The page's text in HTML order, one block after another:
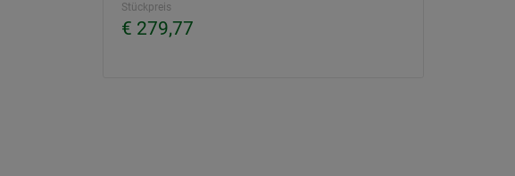
Stückpreis
€ 279,77